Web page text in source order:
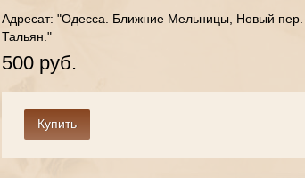
Адресат: "Одесса. Ближние Мельницы, Новый
Тальян."
500 руб.